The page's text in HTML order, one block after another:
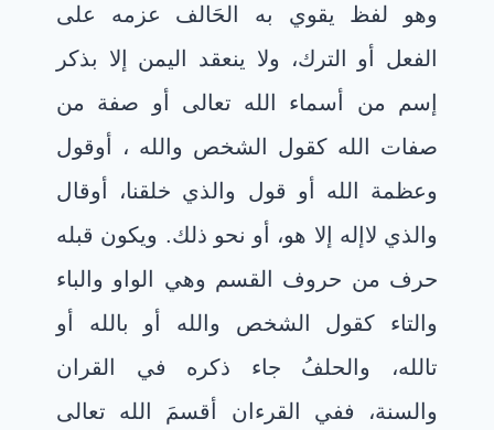
وهو لفظ يقوي به الحَالف عزمه على
الفعل أو الترك، ولا ينعقد اليمن إلا بذكر
إسم من أسماء الله تعالى أو صفة من
صفات الله كقول الشخص والله ، أوقول
وعظمة الله أو قول والذي خلقنا،
أوقال
والذي لاإله إلا هو، أو نحو ذلك. ويكون قبله
حرف من حروف القسم وهي الواو والباء
والتاء كقول الشخص والله أو بالله أو
تالله، والحلفُ جاء ذكره في القران
والسنة، ففي القرءان أقسمَ الله تعالى